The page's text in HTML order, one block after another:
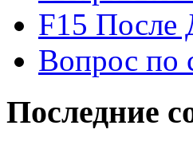
F15 После
Вопрос по
Последние